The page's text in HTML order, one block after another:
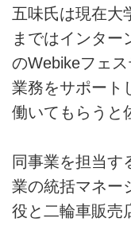
五味氏は現在大
まではインター
のWebikeフェ
業務をサポート
働いてもらうと
同事業を担当す
業の統括マネー
役と二輪車販売